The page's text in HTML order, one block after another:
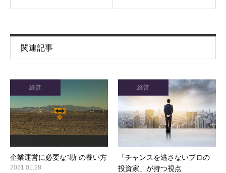
関連記事
企業運営に必要な”勘”の養い方
2021.01.28
経営
「チャンスを逃さないプロの
投資家」が持つ視点
経営